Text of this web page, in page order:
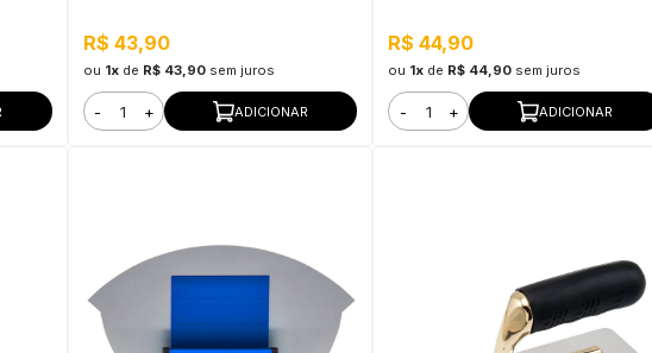
R$ 43,90
ou 1xde R$ 43,90 sem juros
- + ADICIONAR
R$ 44,90
ou 1x de R$ 44,90 sem juros
- + ADICIONAR